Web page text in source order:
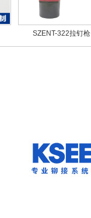
SZENT-322拉钉枪